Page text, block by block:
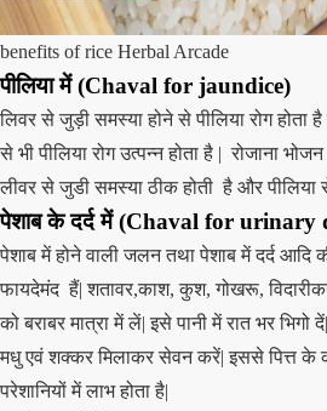
benefits of rice Herbal Arcade
पीलिया में(Chaval for jaundice)
लिवर से जुड़ी समस्या होने से पीलिया रोग
से भी पीलिया रोग उत्पन्न होता है | रोजाना
लीवर से जुडी समस्या ठीक होती है और पीलिया
पेशाब के दर्द में(Chaval for urinary
पेशाब में होने वाली जलन तथा पेशाब में दर्द
फायदेमंद हैं| शतावर,काश, कुश, गोखरू,
को बराबर मात्रा में लें| इसे पानी में रात भर भिगो
मधु एवं शक्कर मिलाकर सेवन करें| इससे पित्त के
परेशानियों में लाभ होता है|